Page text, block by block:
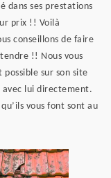
dans ses prestations
prix !! Voilà
conseillons de faire
!! Nous vous
sur son site
lui directement.
vous font sont au